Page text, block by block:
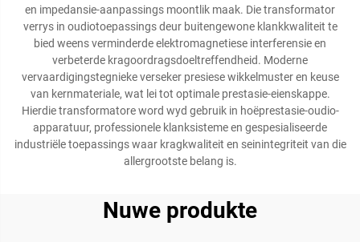
en impedansie-aanpassings moontlik maak. Die transformator
verrys in oudiotoepassings deur buitengewone klankkwaliteit te
bied weens verminderde elektromagnetiese interferensie en
verbeterde kragoordragsdoeltreffendheid. Moderne
vervaardigingstegnieke verseker presiese wikkelmuster en keuse
van kernmateriale, wat lei tot optimale prestasie-eienskappe.
Hierdie transformatore word wyd gebruik in hoëprestasie-oudio-
apparatuur, professionele klanksisteme en gespesialiseerde
industriële toepassings waar kragkwaliteit en seinintegriteit van die
allergrootste belang is.
Nuwe produkte